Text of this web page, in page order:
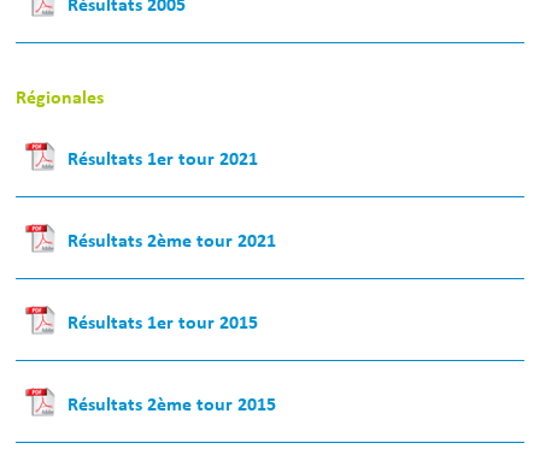
Résultats 2005
Régionales
Résultats 1er tour 2021
Résultats 2ème tour 2021
Résultats 1er tour 2015
Résultats 2ème tour 2015